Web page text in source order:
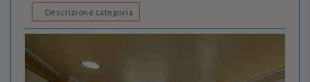
Descrizione categoria